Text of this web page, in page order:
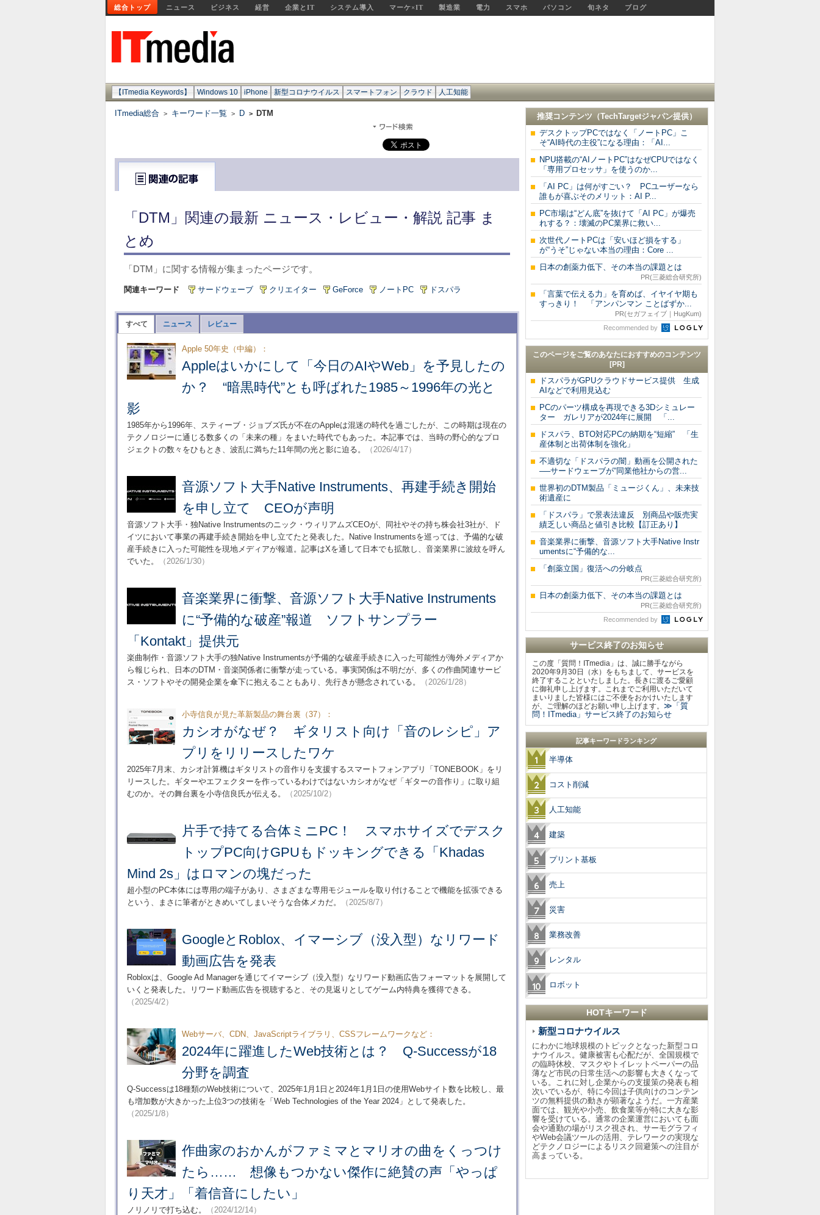
総合トップ ニュース ビジネス 経営 企業とIT システム導入 マーケ×IT 製造業 電力 スマホ パソコン 旬ネタ ブログ
【ITmedia Keywords】 Windows 10 iPhone 新型コロナウイルス スマートフォン クラウド 人工知能
ITmedia総合 > キーワード一覧 > D > DTM
「DTM」関連の最新 ニュース・レビュー・解説 記事 ま
とめ
「DTM」に関する情報が集まったページです。
関連キーワード サードウェーブ クリエイター GeForce ノートPC ドスパラ
すべて ニュース レビュー
Apple 50年史（中編）：
Appleはいかにして「今日のAIやWeb」を予見したの
か？ “暗黒時代”とも呼ばれた1985～1996年の光と
影
1985年から1996年、スティーブ・ジョブズ氏が不在のAppleは混迷の時代を過ごしたが、この時期は現在の
テクノロジーに通じる数多くの「未来の種」をまいた時代でもあった。本記事では、当時の野心的なプロ
ジェクトの数々をひもとき、波乱に満ちた11年間の光と影に迫る。
（2026/4/17）
音源ソフト大手Native Instruments、再建手続き開始
を申し立て CEOが声明
音源ソフト大手・独Native Instrumentsのニック・ウィリアムズCEOが、同社やその持ち株会社3社が、ド
イツにおいて事業の再建手続き開始を申し立てたと発表した。Native Instrumentsを巡っては、予備的な破
産手続きに入った可能性を現地メディアが報道。記事はXを通して日本でも拡散し、音楽業界に波紋を呼ん
でいた。
（2026/1/30）
音楽業界に衝撃、音源ソフト大手Native Instruments
に“予備的な破産”報道 ソフトサンプラー
「Kontakt」提供元
楽曲制作・音源ソフト大手の独Native Instrumentsが予備的な破産手続きに入った可能性が海外メディアか
ら報じられ、日本のDTM・音楽関係者に衝撃が走っている。事実関係は不明だが、多くの作曲関連サービ
ス・ソフトやその開発企業を傘下に抱えることもあり、先行きが懸念されている。
（2026/1/28）
小寺信良が見た革新製品の舞台裏（37）：
カシオがなぜ？ ギタリスト向け「音のレシピ」ア
プリをリリースしたワケ
2025年7月末、カシオ計算機はギタリストの音作りを支援するスマートフォンアプリ「TONEBOOK」をリ
リースした。ギターやエフェクターを作っているわけではないカシオがなぜ「ギターの音作り」に取り組
むのか。その舞台裏を小寺信良氏が伝える。
（2025/10/2）
片手で持てる合体ミニPC！ スマホサイズでデスク
トップPC向けGPUもドッキングできる「Khadas
Mind 2s」はロマンの塊だった
超小型のPC本体には専用の端子があり、さまざまな専用モジュールを取り付けることで機能を拡張できる
という、まさに筆者がときめいてしまいそうな合体メカだ。
（2025/8/7）
GoogleとRoblox、イマーシブ（没入型）なリワード
動画広告を発表
Robloxは、Google Ad Managerを通じてイマーシブ（没入型）なリワード動画広告フォーマットを展開して
いくと発表した。リワード動画広告を視聴すると、その見返りとしてゲーム内特典を獲得できる。
（2025/4/2）
Webサーバ、CDN、JavaScriptライブラリ、CSSフレームワークなど：
2024年に躍進したWeb技術とは？ Q-Successが18
分野を調査
Q-Successは18種類のWeb技術について、2025年1月1日と2024年1月1日の使用Webサイト数を比較し、最
も増加数が大きかった上位3つの技術を「Web Technologies of the Year 2024」として発表した。
（2025/1/8）
作曲家のおかんがファミマとマリオの曲をくっつけ
たら…… 想像もつかない傑作に絶賛の声「やっぱ
り天才」「着信音にしたい」
ノリノリで打ち込む。 （2024/12/14）
推奨コンテンツ（TechTargetジャパン提供）
デスクトップPCではなく「ノートPC」こ
そ“AI時代の主役”になる理由：「AI...
NPU搭載の“AIノートPC”はなぜCPUではなく
「専用プロセッサ」を使うのか...
「AI PC」は何がすごい？ PCユーザーなら
誰もが喜ぶそのメリット：AI P...
PC市場は“どん底”を抜けて「AI PC」が爆売
れする？：壊滅のPC業界に救い...
次世代ノートPCは「安いほど損をする」
が“うそ”じゃない本当の理由：Core ...
日本の創薬力低下、その本当の課題とは
PR(三菱総合研究所)
「言葉で伝える力」を育めば、イヤイヤ期も
すっきり！ 「アンパンマン ことばずか...
PR(セガフェイブ｜HugKum)
Recommended by
このページをご覧のあなたにおすすめのコンテンツ
[PR]
ドスパラがGPUクラウドサービス提供 生成
AIなどで利用見込む
PCのパーツ構成を再現できる3Dシミュレー
ター ガレリアが2024年に展開 「...
ドスパラ、BTO対応PCの納期を“短縮” 「生
産体制と出荷体制を強化」
不適切な「ドスパラの闇」動画を公開された
──サードウェーブが“同業他社からの営...
世界初のDTM製品「ミュージくん」、未来技
術遺産に
「ドスパラ」で景表法違反 別商品や販売実
績乏しい商品と値引き比較【訂正あり】
音楽業界に衝撃、音源ソフト大手Native Instr
umentsに“予備的な...
「創薬立国」復活への分岐点
PR(三菱総合研究所)
日本の創薬力低下、その本当の課題とは
PR(三菱総合研究所)
Recommended by
サービス終了のお知らせ
この度「質問！ITmedia」は、誠に勝手ながら
2020年9月30日（水）をもちまして、サービスを
終了することといたしました。長きに渡るご愛顧
に御礼申し上げます。これまでご利用いただいて
まいりました皆様にはご不便をおかけいたします
が、ご理解のほどお願い申し上げます。 ≫「質
問！ITmedia」サービス終了のお知らせ
記事キーワードランキング
半導体
コスト削減
人工知能
建築
プリント基板
売上
災害
業務改善
レンタル
ロボット
HOTキーワード
新型コロナウイルス
にわかに地球規模のトピックとなった新型コロ
ナウイルス。健康被害も心配だが、全国規模で
の臨時休校、マスクやトイレットペーパーの品
薄など市民の日常生活への影響も大きくなって
いる。これに対し企業からの支援策の発表も相
次いでいるが、特に今回は子供向けのコンテン
ツの無料提供の動きが顕著なようだ。一方産業
面では、観光や小売、飲食業等が特に大きな影
響を受けている。通常の企業運営においても面
会や通勤の場がリスク視され、サーモグラフィ
やWeb会議ツールの活用、テレワークの実現な
どテクノロジーによるリスク回避策への注目が
高まっている。